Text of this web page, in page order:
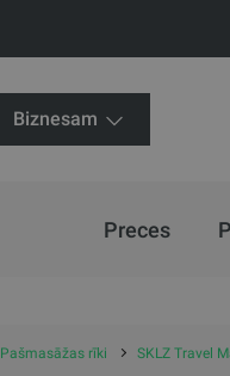
Biznesam
Preces
Pašmasāžas rīki SKLZ Travel